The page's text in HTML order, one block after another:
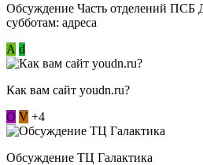
Обсуждение Часть отделений ПСБ
субботам: адреса
А d
Как вам сайт youdn.ru?
О V +4
Обсуждение ТЦ Галактика